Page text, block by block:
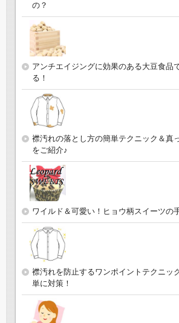
の？
アンチエイジングに効果のある大豆食品
る！
襟汚れの落とし方の簡単テクニック＆真
をご紹介♪
ワイルド＆可愛い！ヒョウ柄スイーツの
襟汚れを防止するワンポイントテクニッ
単に対策！